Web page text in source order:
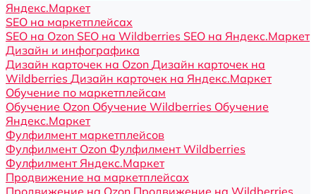
Яндекс.Маркет
SEO на маркетплейсах
SEO на Ozon SEO на Wildberries SEO на Яндекс.Маркет
Дизайн и инфографика
Дизайн карточек на Ozon Дизайн карточек на
Wildberries Дизайн карточек на Яндекс.Маркет
Обучение по маркетплейсам
Обучение Ozon Обучение Wildberries Обучение
Яндекс.Маркет
Фулфилмент маркетплейсов
Фулфилмент Ozon Фулфилмент Wildberries
Фулфилмент Яндекс.Маркет
Продвижение на маркетплейсах
Продвижение на Ozon Продвижение на Wildberries